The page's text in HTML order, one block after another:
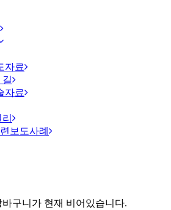
자료
자료
보도사례
바구니가 현재 비어있습니다.